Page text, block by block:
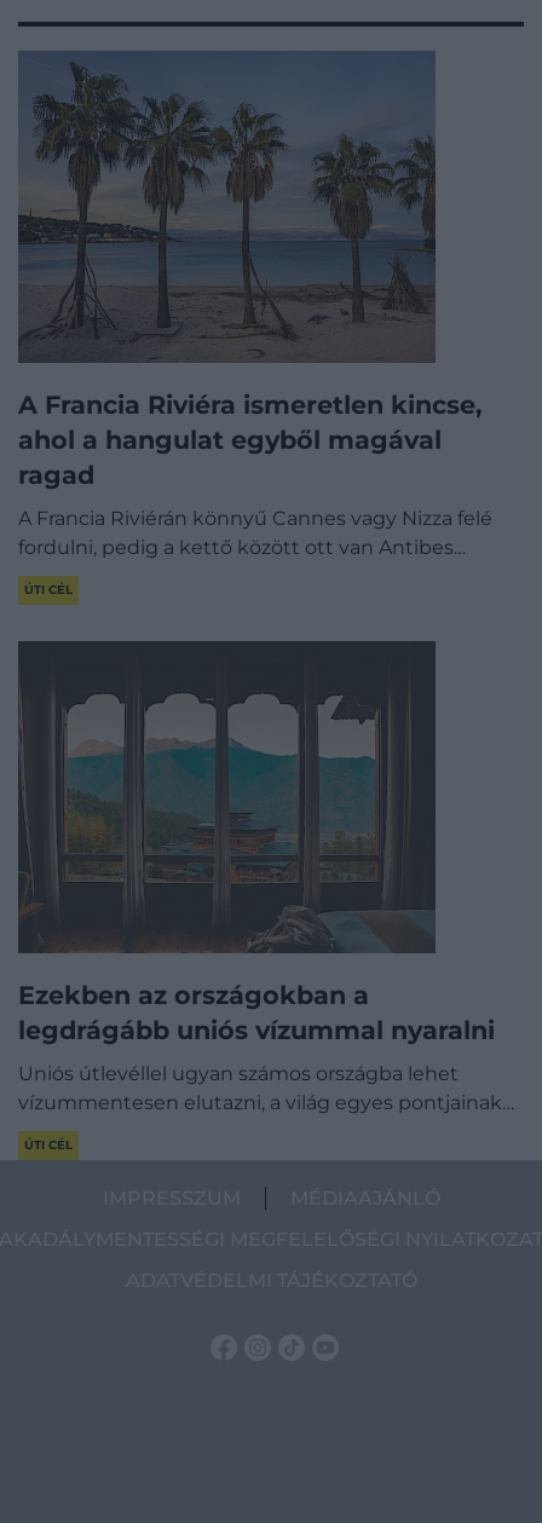
A Francia Riviéra ismeretlen kincse,
ahol a hangulat egyből magával
ragad
A Francia Riviérán könnyű Cannes vagy Nizza felé
fordulni, pedig a kettő között ott van Antibes…
ÚTI CÉL
Ezekben az országokban a
legdrágább uniós vízummal nyaralni
Uniós útlevéllel ugyan számos országba lehet
vízummentesen elutazni, a világ egyes pontjainak…
ÚTI CÉL